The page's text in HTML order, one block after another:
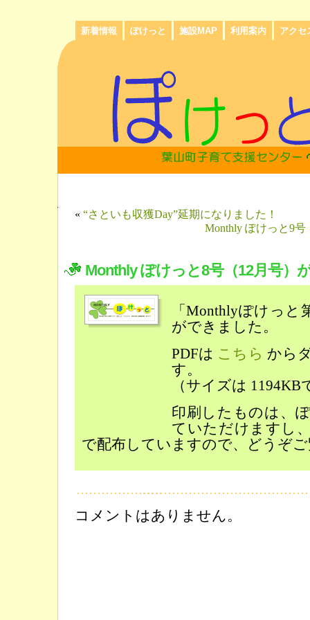
新着情報 ぽけっと 施設MAP 利用案内 アクセ
« “さといも収獲Day”延期になりました！
Monthly ぽけっと9
Monthly ぽけっと8号（12月号）
「Monthlyぽけっと
ができました。
PDFは こちら から
す。
（サイズは 1194KB
印刷したものは、
ていただけますし
で配布していますので、どうぞ
コメントはありません。